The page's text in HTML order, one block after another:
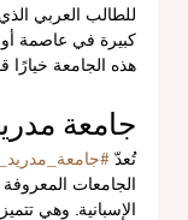
للطالب العربي
كبيرة في عاصمة
هذه الجامعة خيارًا
جامعة
تُعدّ
الجامعات
الإسبانية. وهي